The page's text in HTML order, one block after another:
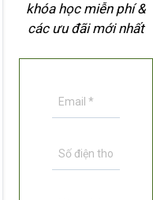
khóa học miễn phí &
các ưu đãi mới nhất